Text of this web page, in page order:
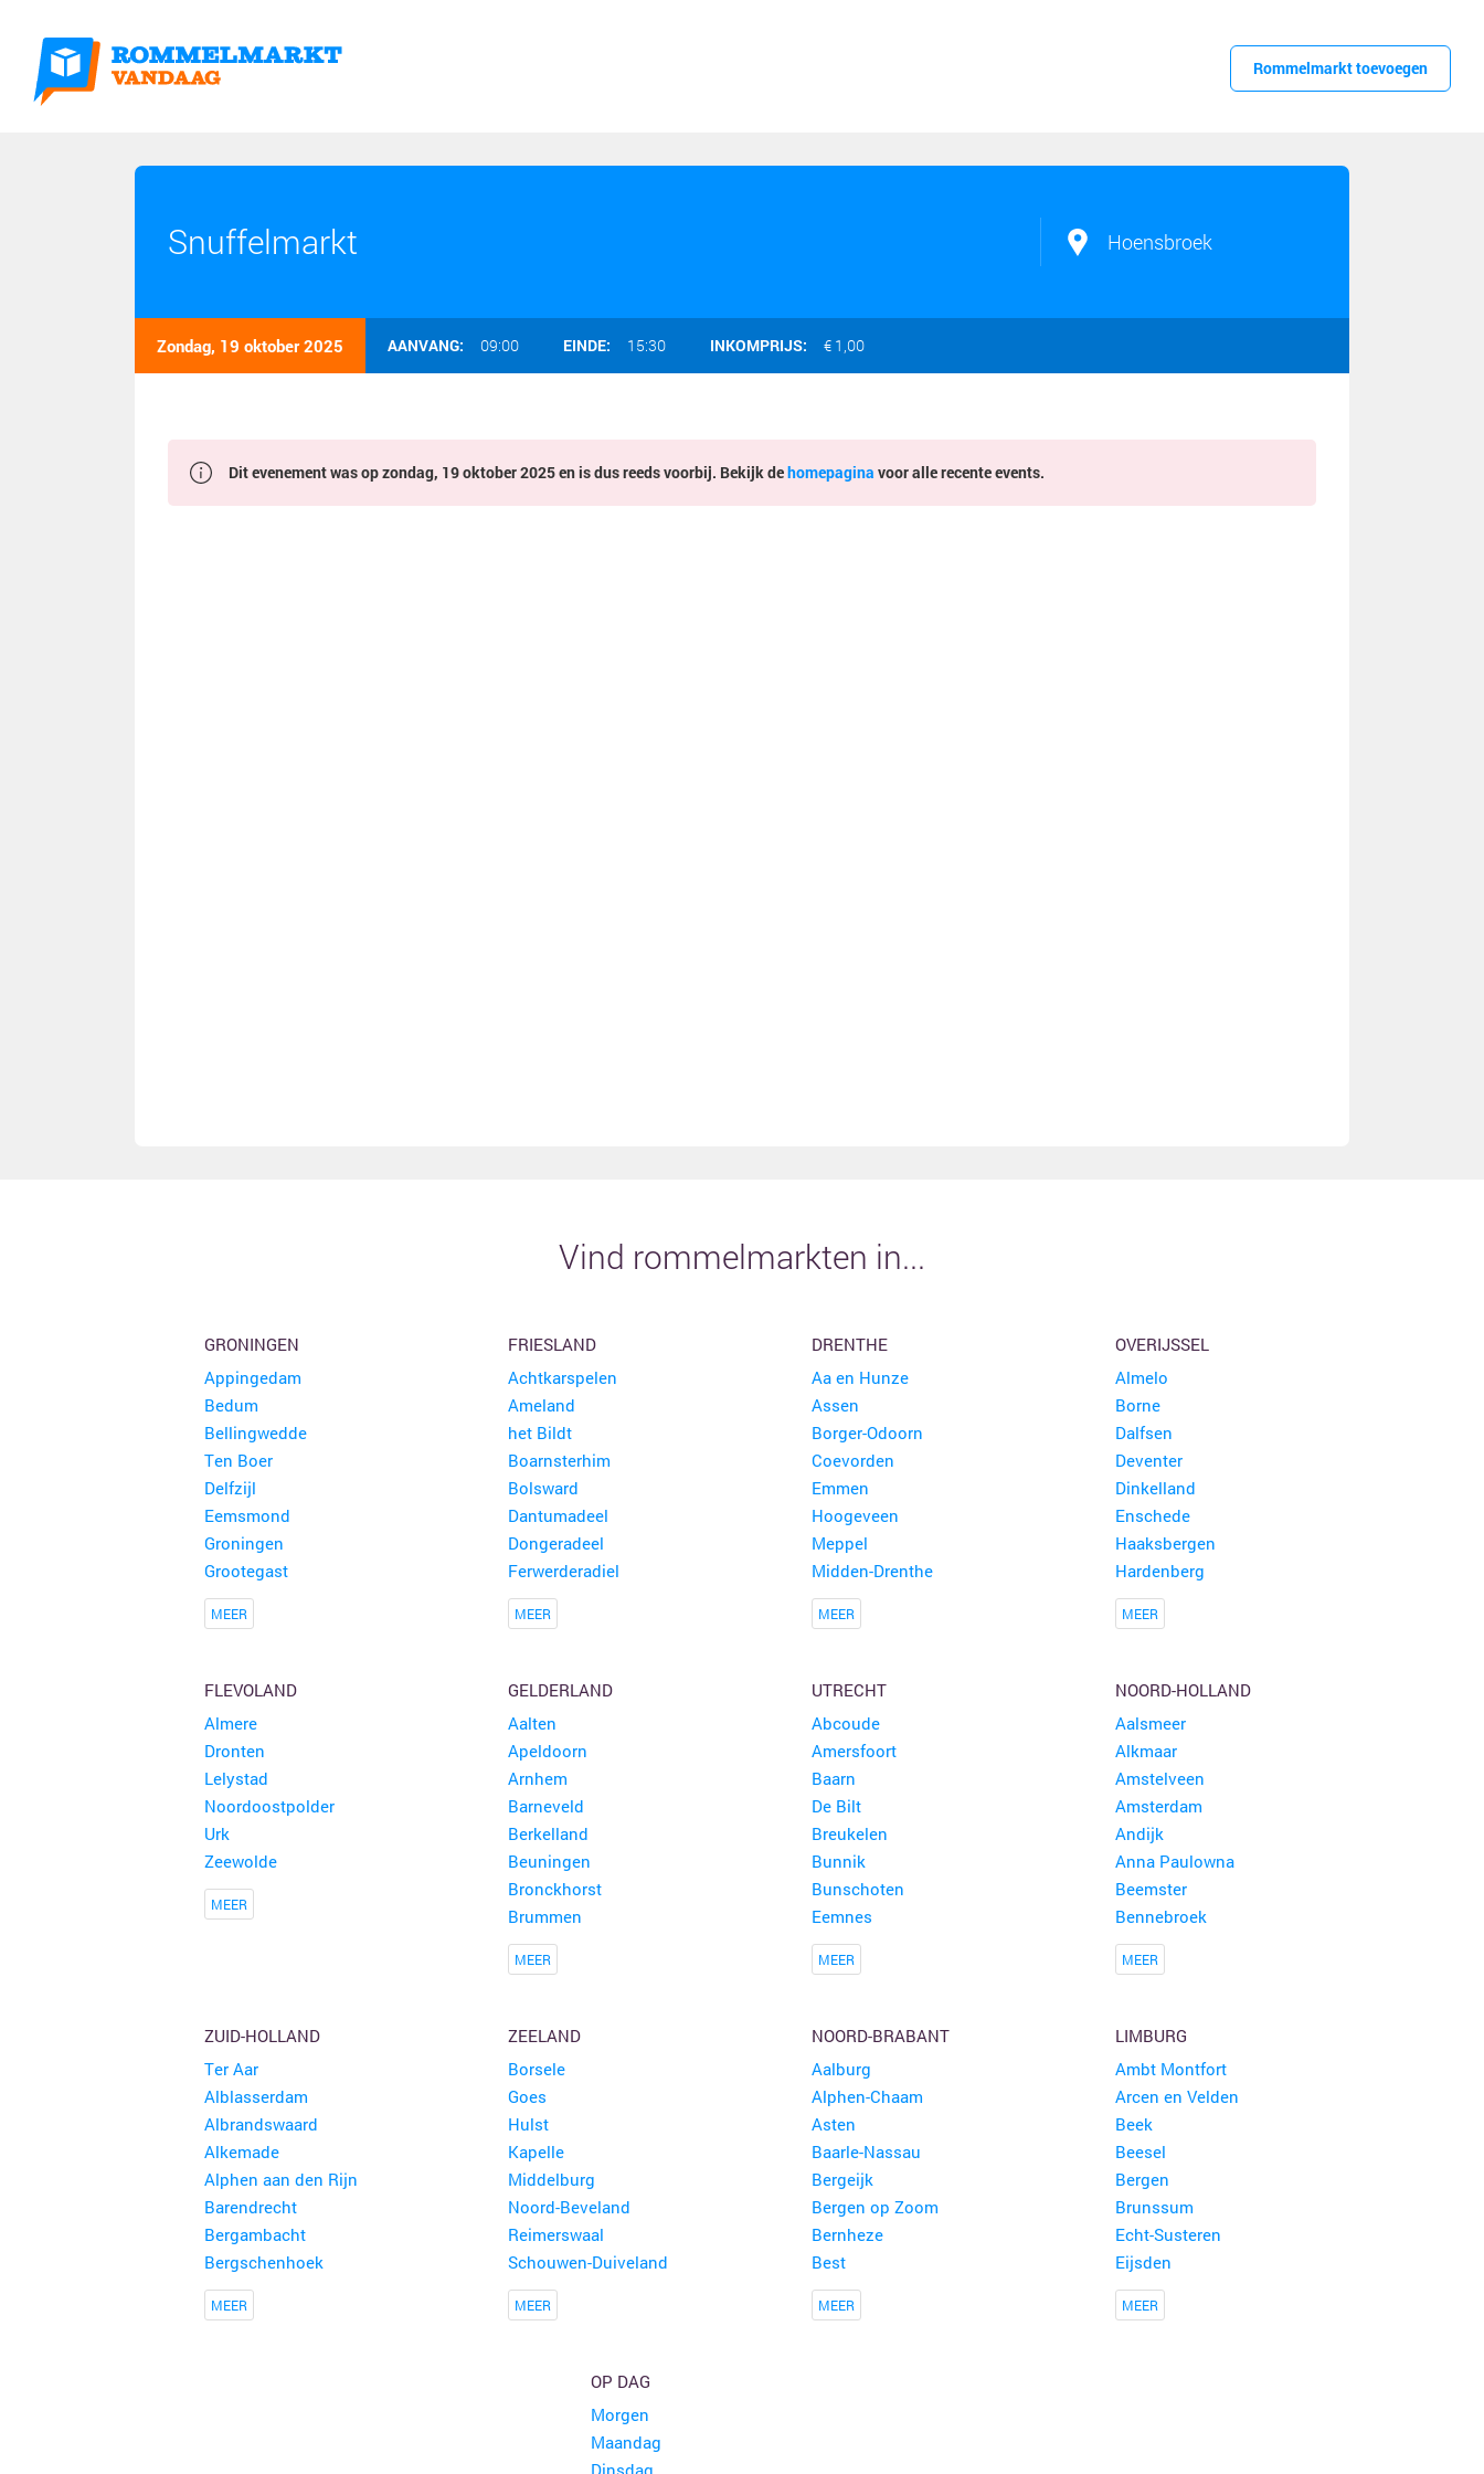
Rommelmarkt toevoegen
Snuffelmarkt Hoensbroek
Zondag, 19 oktober 2025 AANVANG: 09:00 EINDE: 15:30 INKOMPRIJS: € 1,00
Dit evenement was op zondag, 19 oktober 2025 en is dus reeds voorbij. Bekijk dehomepagina voor alle recente events.
Vind rommelmarkten in...
GRONINGEN
Appingedam
Bedum
Bellingwedde
Ten Boer
Delfzijl
Eemsmond
Groningen
Grootegast
MEER
FRIESLAND
Achtkarspelen
Ameland
het Bildt
Boarnsterhim
Bolsward
Dantumadeel
Dongeradeel
Ferwerderadiel
MEER
DRENTHE
Aa en Hunze
Assen
Borger-Odoorn
Coevorden
Emmen
Hoogeveen
Meppel
Midden-Drenthe
MEER
OVERIJSSEL
Almelo
Borne
Dalfsen
Deventer
Dinkelland
Enschede
Haaksbergen
Hardenberg
MEER
FLEVOLAND
Almere
Dronten
Lelystad
Noordoostpolder
Urk
Zeewolde
MEER
GELDERLAND
Aalten
Apeldoorn
Arnhem
Barneveld
Berkelland
Beuningen
Bronckhorst
Brummen
MEER
UTRECHT
Abcoude
Amersfoort
Baarn
De Bilt
Breukelen
Bunnik
Bunschoten
Eemnes
MEER
NOORD-HOLLAND
Aalsmeer
Alkmaar
Amstelveen
Amsterdam
Andijk
Anna Paulowna
Beemster
Bennebroek
MEER
ZUID-HOLLAND
Ter Aar
Alblasserdam
Albrandswaard
Alkemade
Alphen aan den Rijn
Barendrecht
Bergambacht
Bergschenhoek
MEER
ZEELAND
Borsele
Goes
Hulst
Kapelle
Middelburg
Noord-Beveland
Reimerswaal
Schouwen-Duiveland
MEER
NOORD-BRABANT
Aalburg
Alphen-Chaam
Asten
Baarle-Nassau
Bergeijk
Bergen op Zoom
Bernheze
Best
MEER
LIMBURG
Ambt Montfort
Arcen en Velden
Beek
Beesel
Bergen
Brunssum
Echt-Susteren
Eijsden
MEER
OP DAG
Morgen
Maandag
Dinsdag